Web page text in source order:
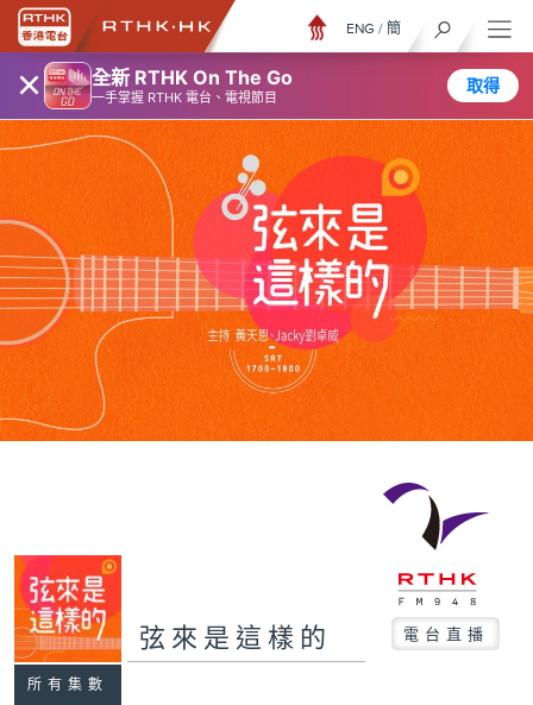
× 全新 RTHK On The Go
一手掌握 RTHK 電台、電視節目
取得
ENG / 簡
所有集數
弦來是這樣的 電台直播